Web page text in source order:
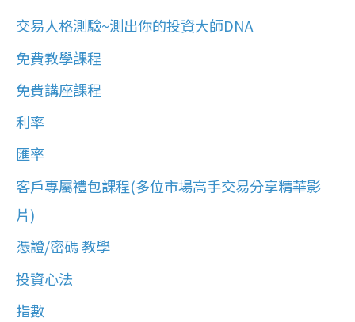
字
交易人格測驗~測出你的投資大師DNA
免費教學課程
免費講座課程
利率
匯率
客戶專屬禮包課程(多位市場高手交易分享精華影
片)
憑證/密碼 教學
投資心法
指數